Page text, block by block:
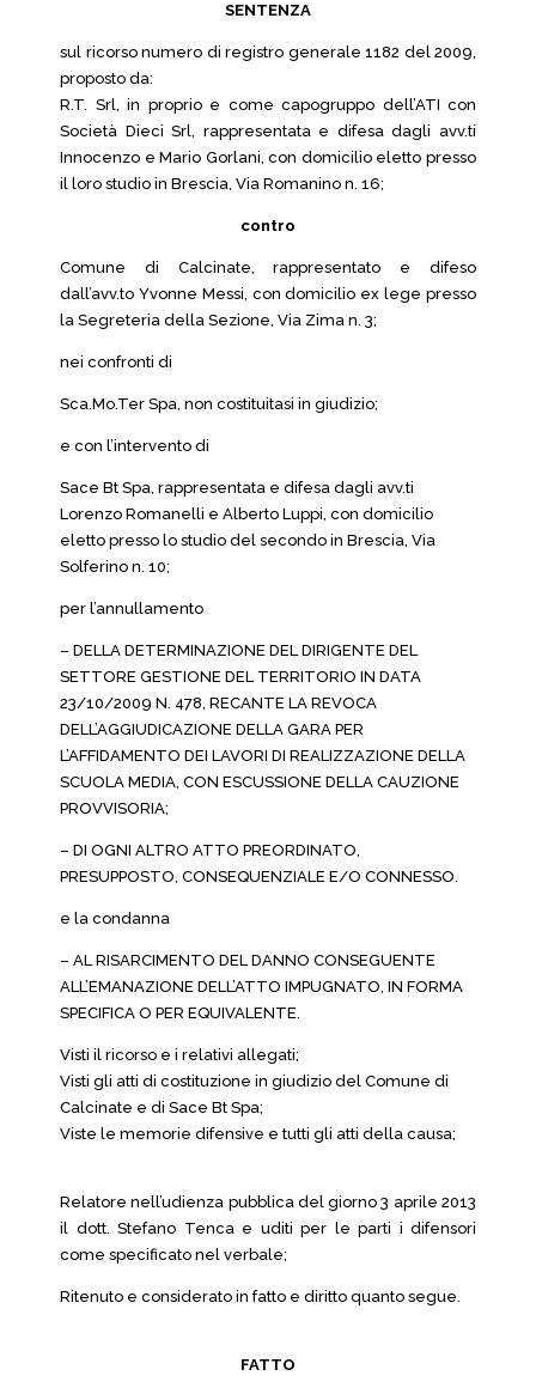
SENTENZA
sul ricorso numero di registro generale 1182 del 2009,
proposto da:
R.T. Srl, in proprio e come capogruppo dell’ATI con
Società Dieci Srl, rappresentata e difesa dagli avv.ti
Innocenzo e Mario Gorlani, con domicilio eletto presso
il loro studio in Brescia, Via Romanino n. 16;
contro
Comune di Calcinate, rappresentato e difeso
dall’avv.to Yvonne Messi, con domicilio ex lege presso
la Segreteria della Sezione, Via Zima n. 3;
nei confronti di
Sca.Mo.Ter Spa, non costituitasi in giudizio;
e con l’intervento di
Sace Bt Spa, rappresentata e difesa dagli avv.ti
Lorenzo Romanelli e Alberto Luppi, con domicilio
eletto presso lo studio del secondo in Brescia, Via
Solferino n. 10;
per l’annullamento
– DELLA DETERMINAZIONE DEL DIRIGENTE DEL
SETTORE GESTIONE DEL TERRITORIO IN DATA
23/10/2009 N. 478, RECANTE LA REVOCA
DELL’AGGIUDICAZIONE DELLA GARA PER
L’AFFIDAMENTO DEI LAVORI DI REALIZZAZIONE DELLA
SCUOLA MEDIA, CON ESCUSSIONE DELLA CAUZIONE
PROVVISORIA;
– DI OGNI ALTRO ATTO PREORDINATO,
PRESUPPOSTO, CONSEQUENZIALE E/O CONNESSO.
e la condanna
– AL RISARCIMENTO DEL DANNO CONSEGUENTE
ALL’EMANAZIONE DELL’ATTO IMPUGNATO, IN FORMA
SPECIFICA O PER EQUIVALENTE.
Visti il ricorso e i relativi allegati;
Visti gli atti di costituzione in giudizio del Comune di
Calcinate e di Sace Bt Spa;
Viste le memorie difensive e tutti gli atti della causa;
Relatore nell’udienza pubblica del giorno 3 aprile 2013
il dott. Stefano Tenca e uditi per le parti i difensori
come specificato nel verbale;
Ritenuto e considerato in fatto e diritto quanto segue.
FATTO